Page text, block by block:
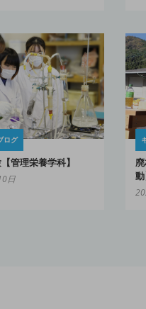
ログ
管理栄養学科】
日
動